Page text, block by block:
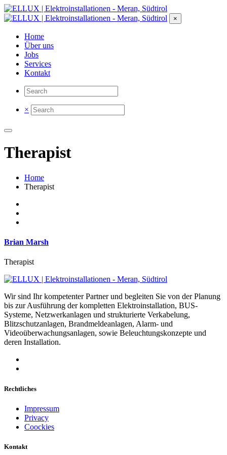
×
Home
Über uns
Jobs
Services
Kontakt
×
Therapist
Home
Therapist
Brian Marsh
Therapist
Wir sind Ihr kompetenter Partner und begleiten Sie von der Planung
bis zur Ausführung der kompletten Elektroinstallation, BUS-
Systeme, Netzwerkanlagen und strukturierte Verkabelung,
Blitzschutzanlagen, Brandmeldeanlagen, Alarm- und
Videoüberwachungsanlagen, sowie Beleuchtungskonzepte und
deren Installation.
Rechtliches
Impressum
Privacy
Coockies
Kontakt